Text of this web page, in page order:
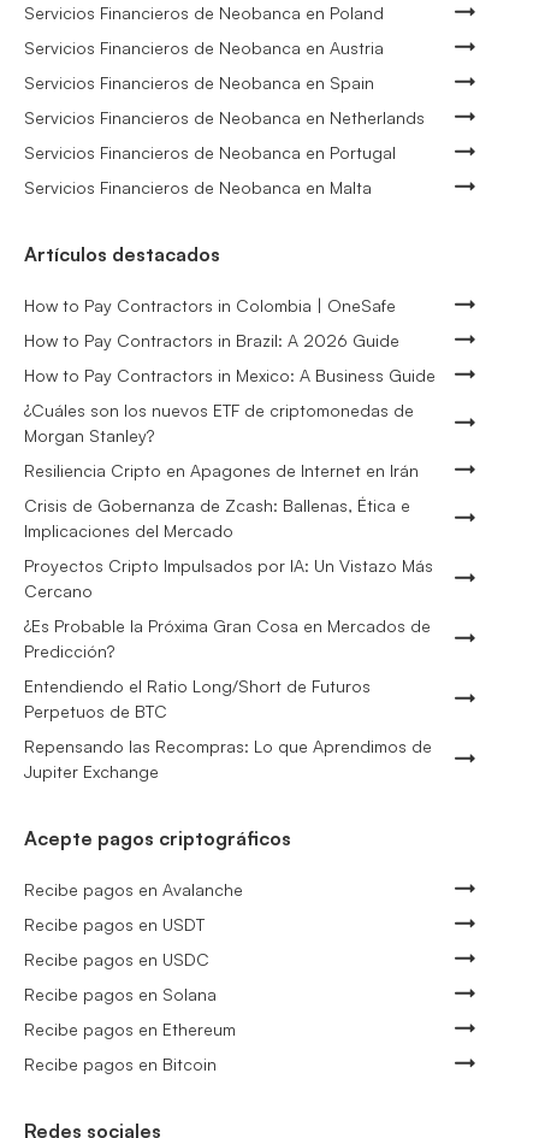
Servicios Financieros de Neobanca en Poland
Servicios Financieros de Neobanca en Austria
Servicios Financieros de Neobanca en Spain
Servicios Financieros de Neobanca en Netherlands
Servicios Financieros de Neobanca en Portugal
Servicios Financieros de Neobanca en Malta
Artículos destacados
How to Pay Contractors in Colombia | OneSafe
How to Pay Contractors in Brazil: A 2026 Guide
How to Pay Contractors in Mexico: A Business Guide
¿Cuáles son los nuevos ETF de criptomonedas de
Morgan Stanley?
Resiliencia Cripto en Apagones de Internet en Irán
Crisis de Gobernanza de Zcash: Ballenas, Ética e
Implicaciones del Mercado
Proyectos Cripto Impulsados por IA: Un Vistazo Más
Cercano
¿Es Probable la Próxima Gran Cosa en Mercados de
Predicción?
Entendiendo el Ratio Long/Short de Futuros
Perpetuos de BTC
Repensando las Recompras: Lo que Aprendimos de
Jupiter Exchange
Acepte pagos criptográficos
Recibe pagos en Avalanche
Recibe pagos en USDT
Recibe pagos en USDC
Recibe pagos en Solana
Recibe pagos en Ethereum
Recibe pagos en Bitcoin
Redes sociales